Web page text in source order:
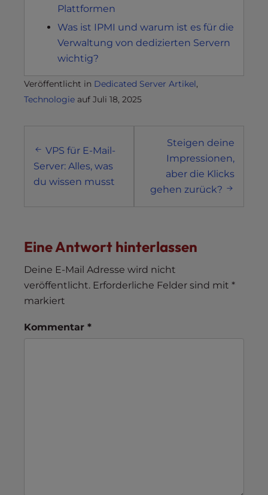
Plattformen
Was ist IPMI und warum ist es für die
Verwaltung von dedizierten Servern
wichtig?
Veröffentlicht in Dedicated Server Artikel,
Technologie auf Juli 18, 2025
navigation
VPS für E-Mail-
Server: Alles, was
du wissen musst
Steigen deine
Impressionen,
aber die Klicks
gehen zurück?
Eine Antwort hinterlassen
Deine E-Mail Adresse wird nicht
veröffentlicht. Erforderliche Felder sind mit *
markiert
Kommentar *